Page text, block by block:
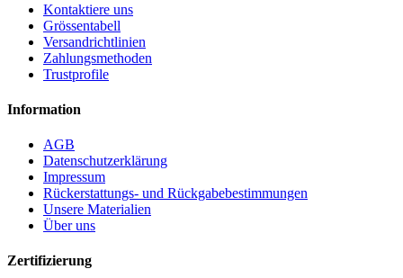
Kontaktiere uns
Grössentabell
Versandrichtlinien
Zahlungsmethoden
Trustprofile
Information
AGB
Datenschutzerklärung
Impressum
Rückerstattungs- und Rückgabebestimmungen
Unsere Materialien
Über uns
Zertifizierung